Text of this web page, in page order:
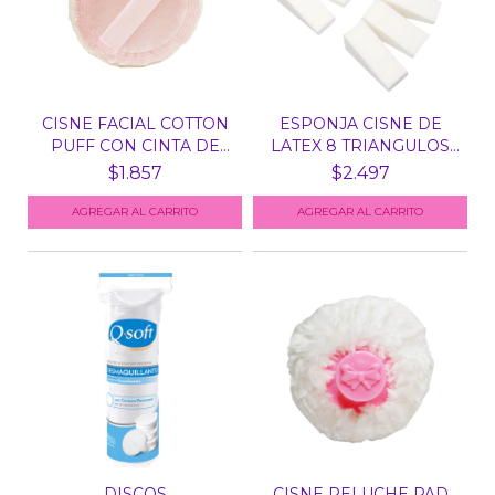
CISNE FACIAL COTTON
PUFF CON CINTA DE
RA...
$1.857
ESPONJA CISNE DE
LATEX 8 TRIANGULOS
SOPH...
$2.497